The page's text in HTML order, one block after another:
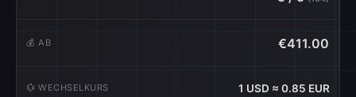
💰 AB €411.00
💱 WECHSELKURS 1 USD ≈ 0.85 EUR